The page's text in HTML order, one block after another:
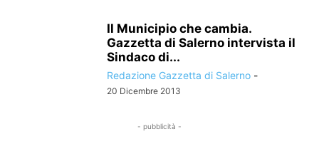
Il Municipio che cambia.
Gazzetta di Salerno intervista il
Sindaco di...
Redazione Gazzetta di Salerno -
20 Dicembre 2013
- pubblicità -